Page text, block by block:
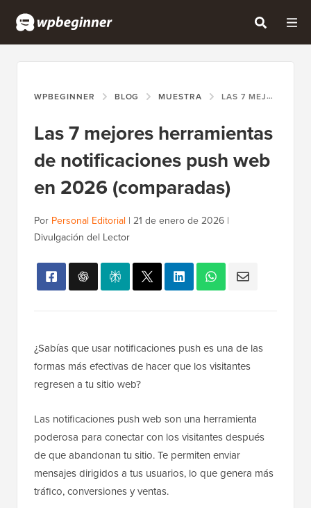
WPBEGINNER BLOG MUESTRA LAS 7 MEJORES HERRAMIENTAS DE NOTIFICACIONES PUSH WEB EN 2026 (COMPARADAS)
Las 7 mejores herramientas
de notificaciones push web
en 2026 (comparadas)
Por Personal Editorial | 21 de enero de 2026 |
Divulgación del Lector
¿Sabías que usar notificaciones push es una de las
formas más efectivas de hacer que los visitantes
regresen a tu sitio web?
Las notificaciones push web son una herramienta
poderosa para conectar con los visitantes después
de que abandonan tu sitio. Te permiten enviar
mensajes dirigidos a tus usuarios, lo que genera más
tráfico, conversiones y ventas.